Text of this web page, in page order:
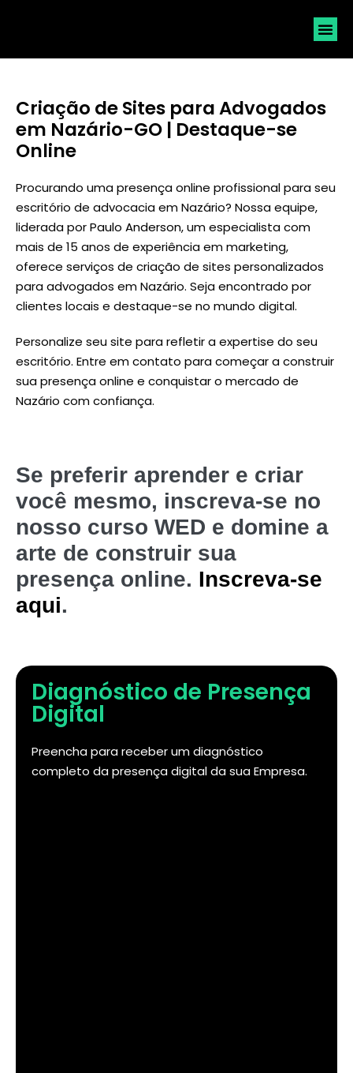
Criação de Sites para Advogados
em Nazário-GO | Destaque-se
Online
Procurando uma presença online profissional para seu
escritório de advocacia em Nazário? Nossa equipe,
liderada porPaulo Anderson, um especialista com
mais de 15 anos de experiência em marketing,
oferece serviços de criação de sites personalizados
para advogados em Nazário. Seja encontrado por
clientes locais e destaque-se no mundo digital.
Personalize seu site para refletir a expertise do seu
escritório. Entre em contato para começar a construir
sua presença online e conquistar o mercado de
Nazário com confiança.
Se preferir aprender e criar
você mesmo, inscreva-se no
nosso curso WED e domine a
arte de construir sua
presença online. Inscreva-se
aqui.
Diagnóstico de Presença
Digital
Preencha para receber um diagnóstico
completo da presença digital da sua Empresa.